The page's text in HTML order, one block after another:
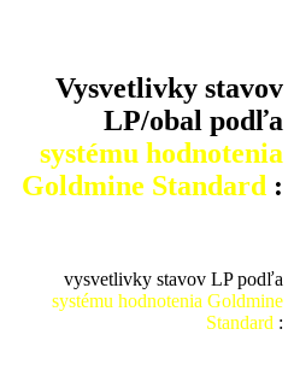
Vysvetlivky stavov
LP/obal podľa
systému hodnotenia
Goldmine Standard :
vysvetlivky stavov LP podľa
systému hodnotenia Goldmine
Standard :